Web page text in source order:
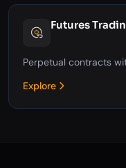
Futures
Perpetual contracts
Explore